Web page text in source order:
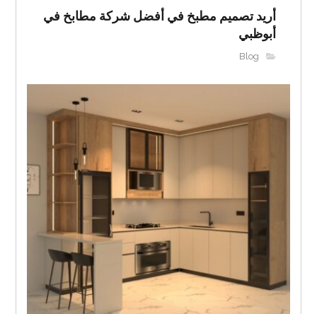
أريد تصميم مطبخ في أفضل شركة مطابخ في
أبوظبي
Blog